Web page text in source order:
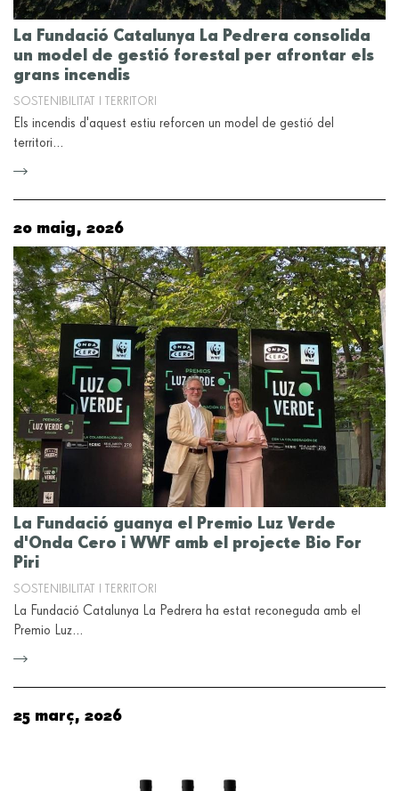
La Fundació Catalunya La Pedrera consolida
un model de gestió forestal per afrontar els
grans incendis
SOSTENIBILITAT I TERRITORI
Els incendis d'aquest estiu reforcen un model de gestió del
territori…
20 maig, 2026
La Fundació guanya el Premio Luz Verde
d'Onda Cero i WWF amb el projecte Bio For
Piri
SOSTENIBILITAT I TERRITORI
La Fundació Catalunya La Pedrera ha estat reconeguda amb el
Premio Luz…
25 març, 2026